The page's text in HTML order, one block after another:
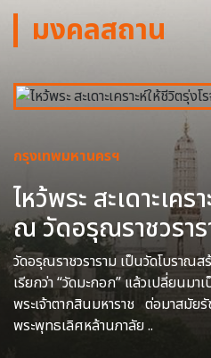
มงคลสถาน
กรุงเทพมหานครฯ
ไหว้พระ สะเดาะเค
ณ วัดอรุณราชวรา
วัดอรุณราชวราราม เป็นวัดโบราณ
เรียกว่า “วัดมะกอก” แล้วเปลี่ยนม
พระเจ้าตากสินมหาราช ต่อมาสมัย
พระพุทธเลิศหล้านภาลัย ..